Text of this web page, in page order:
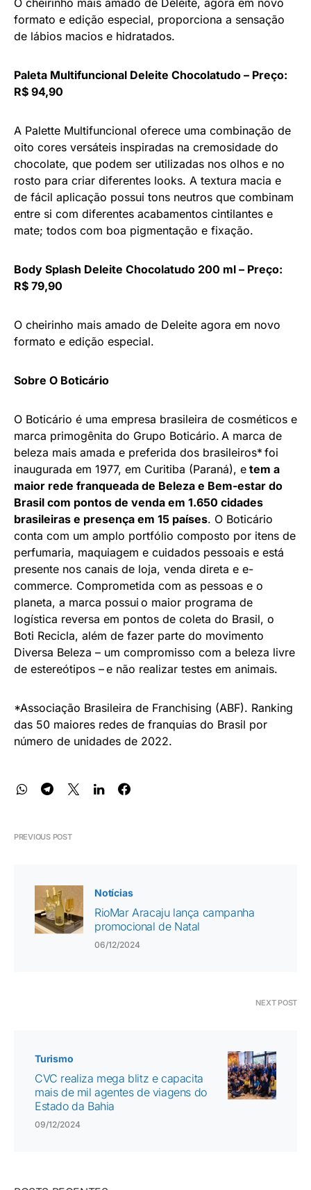
formato e edição especial, proporciona a sensação
de lábios macios e hidratados.
Paleta Multifuncional Deleite Chocolatudo – Preço:
R$ 94,90
A Palette Multifuncional oferece uma combinação de
oito cores versáteis inspiradas na cremosidade do
chocolate, que podem ser utilizadas nos olhos e no
rosto para criar diferentes looks. A textura macia e
de fácil aplicação possui tons neutros que combinam
entre si com diferentes acabamentos cintilantes e
mate; todos com boa pigmentação e fixação.
Body Splash Deleite Chocolatudo 200 ml – Preço:
R$ 79,90
O cheirinho mais amado de Deleite agora em novo
formato e edição especial.
Sobre O Boticário
O Boticário é uma empresa brasileira de cosméticos e
marca primogênita do Grupo Boticário. A marca de
beleza mais amada e preferida dos brasileiros* foi
inaugurada em 1977, em Curitiba (Paraná), e tem a
maior rede franqueada de Beleza e Bem-estar do
Brasil com pontos de venda em 1.650 cidades
brasileiras e presença em 15 países. O Boticário
conta com um amplo portfólio composto por itens de
perfumaria, maquiagem e cuidados pessoais e está
presente nos canais de loja, venda direta e e-
commerce. Comprometida com as pessoas e o
planeta, a marca possui o maior programa de
logística reversa em pontos de coleta do Brasil, o
Boti Recicla, além de fazer parte do movimento
Diversa Beleza – um compromisso com a beleza livre
de estereótipos – e não realizar testes em animais.
*Associação Brasileira de Franchising (ABF). Ranking
das 50 maiores redes de franquias do Brasil por
número de unidades de 2022.
PREVIOUS POST
Notícias
RioMar Aracaju lança campanha
promocional de Natal
06/12/2024
NEXT POST
Turismo
CVC realiza mega blitz e capacita
mais de mil agentes de viagens do
Estado da Bahia
09/12/2024